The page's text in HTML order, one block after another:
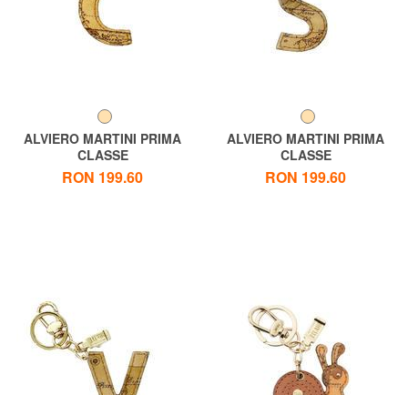
ALVIERO MARTINI PRIMA
CLASSE
GEO CLASSIC Breloc cu litera
C
RON 199.60
ALVIERO MARTINI PRIMA
CLASSE
GEO CLASSIC Breloc cu litera
S
RON 199.60